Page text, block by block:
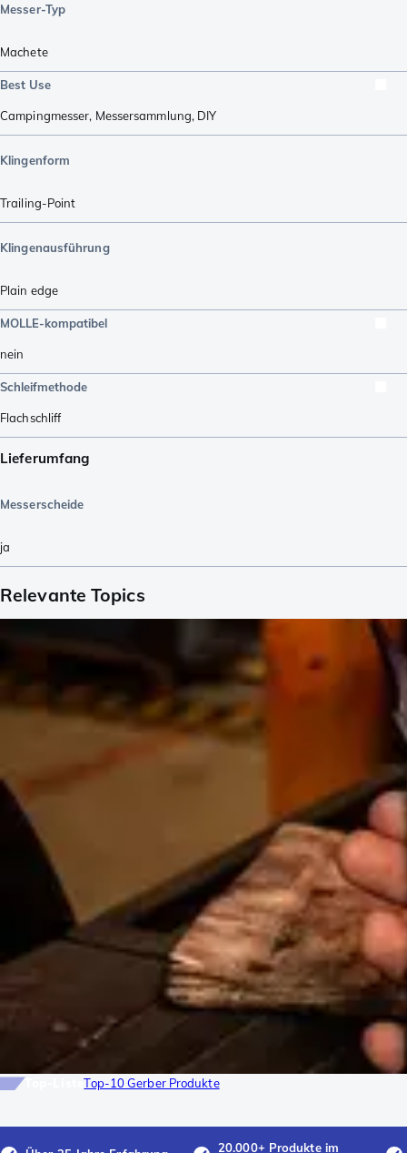
Messer-Typ
Machete
Best Use
Campingmesser, Messersammlung, DIY
Klingenform
Trailing-Point
Klingenausführung
Plain edge
MOLLE-kompatibel
nein
Schleifmethode
Flachschliff
Lieferumfang
Messerscheide
ja
Relevante Topics
Top-ListeTop-10 Gerber Produkte
20.000+ Produkte im